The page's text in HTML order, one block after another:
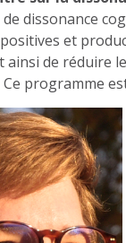
dissonance
et
ainsi de réduire
programme